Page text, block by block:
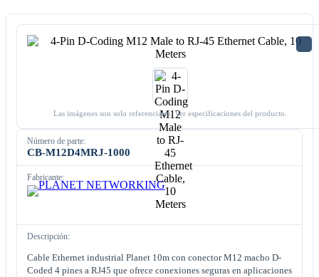
Las imágenes son solo referenciales. Ver especificaciones del producto.
Número de parte:
CB-M12D4MRJ-1000
Fabricante:
Descripción:
Cable Ethernet industrial Planet 10m con conector M12 macho D-
Coded 4 pines a RJ45 que ofrece conexiones seguras en aplicaciones